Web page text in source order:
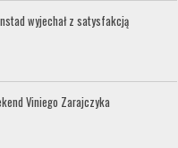
wyjechał z satysfakcją
Viniego Zarajczyka